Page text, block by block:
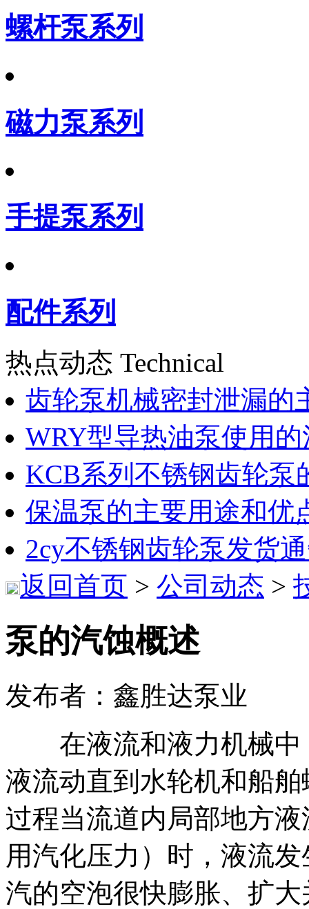
螺杆泵系列
磁力泵系列
手提泵系列
配件系列
热点动态 Technical
齿轮泵机械密封泄漏的
WRY型导热油泵使用
KCB系列不锈钢齿轮泵
保温泵的主要用途和优
2cy不锈钢齿轮泵发货
返回首页 > 公司动态 >
泵的汽蚀概述
发布者：鑫胜达泵业
在液流和液力机械中
液流动直到水轮机和船
过程当流道内局部地方
用汽化压力）时，液流
汽的空泡很快膨胀、扩